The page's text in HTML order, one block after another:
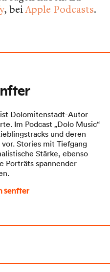
, beiApple Podcasts.
Dolomitenstadt-Autor
Im Podcast „Dolo Music“
und deren
Stories mit Tiefgang
Stärke, ebenso
Porträts spannender
Senfter